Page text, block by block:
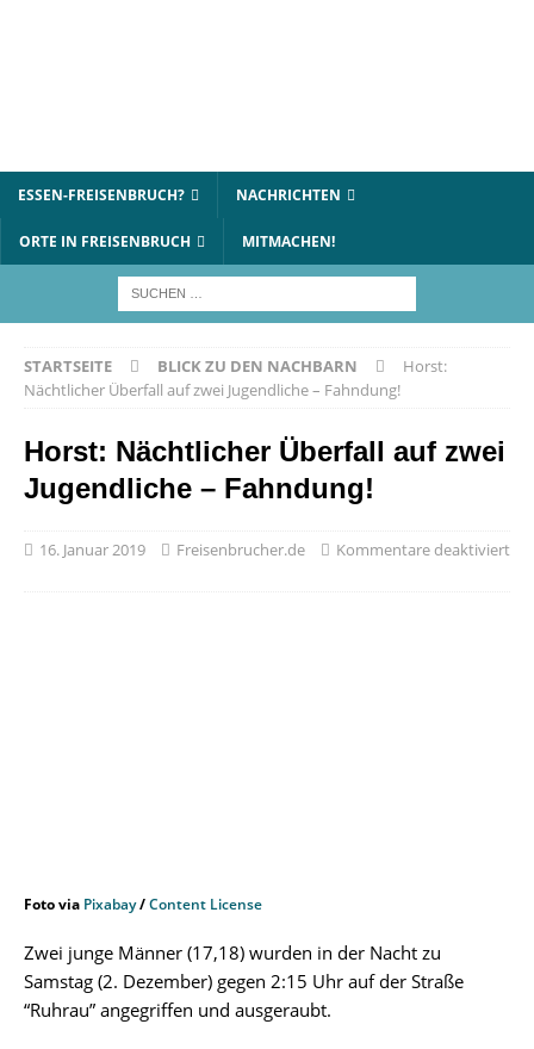
ESSEN-FREISENBRUCH? NACHRICHTEN
ORTE IN FREISENBRUCH MITMACHEN!
STARTSEITE BLICK ZU DEN NACHBARN
Horst:
Nächtlicher Überfall auf zwei Jugendliche – Fahndung!
Horst: Nächtlicher Überfall auf zwei
Jugendliche – Fahndung!
16. Januar 2019 Freisenbrucher.de Kommentare deaktiviert
Foto via Pixabay/Content License
Zwei junge Männer (17,18) wurden in der Nacht zu
Samstag (2. Dezember) gegen 2:15 Uhr auf der Straße
“Ruhrau” angegriffen und ausgeraubt.